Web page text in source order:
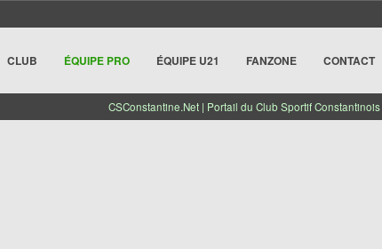
CLUB ÉQUIPE PRO ÉQUIPE U21 FANZONE CONTACT
CSConstantine.Net | Portail du Club Sportif Constantinois